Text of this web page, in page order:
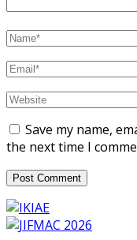
Save my name,
the next time I